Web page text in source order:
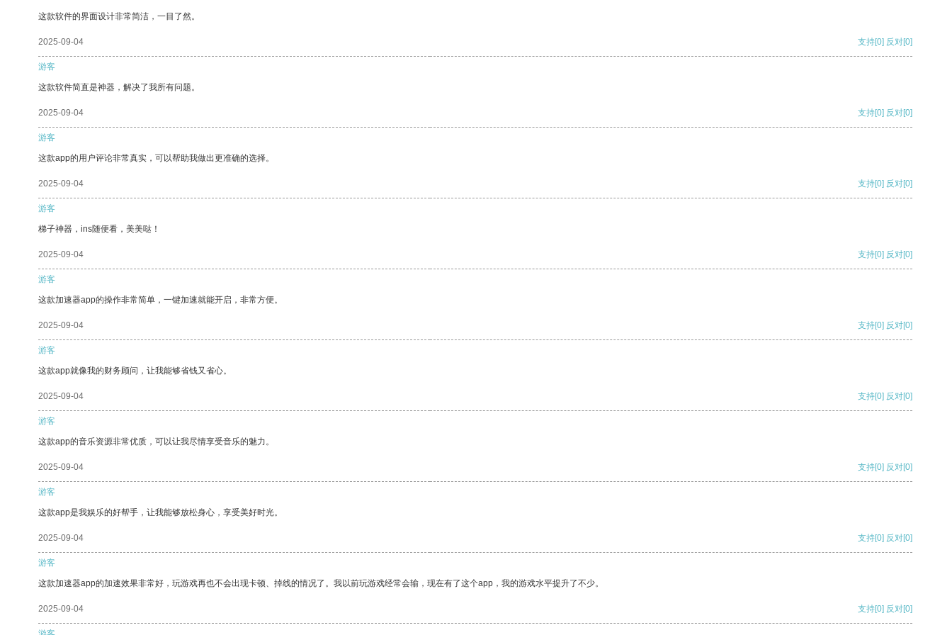
这款软件的界面设计非常简洁，一目了然。
2025-09-04 支持[0] 反对[0]
游客
这款软件简直是神器，解决了我所有问题。
2025-09-04 支持[0] 反对[0]
游客
这款app的用户评论非常真实，可以帮助我做出更准确的选择。
2025-09-04 支持[0] 反对[0]
游客
梯子神器，ins随便看，美美哒！
2025-09-04 支持[0] 反对[0]
游客
这款加速器app的操作非常简单，一键加速就能开启，非常方便。
2025-09-04 支持[0] 反对[0]
游客
这款app就像我的财务顾问，让我能够省钱又省心。
2025-09-04 支持[0] 反对[0]
游客
这款app的音乐资源非常优质，可以让我尽情享受音乐的魅力。
2025-09-04 支持[0] 反对[0]
游客
这款app是我娱乐的好帮手，让我能够放松身心，享受美好时光。
2025-09-04 支持[0] 反对[0]
游客
这款加速器app的加速效果非常好，玩游戏再也不会出现卡顿、掉线的情况了。我以前玩游戏经常会输，现在有了这个app，我的游戏水平提升了不少。
2025-09-04 支持[0] 反对[0]